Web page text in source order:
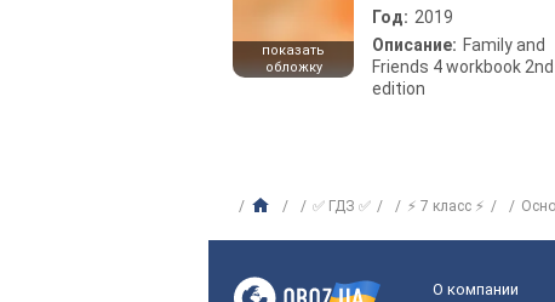
показать
обложку
Год: 2019
Описание: Family and
Friends 4 workbook 2nd
edition
✅ ГДЗ ✅ ⚡ 7 класс ⚡
О компании